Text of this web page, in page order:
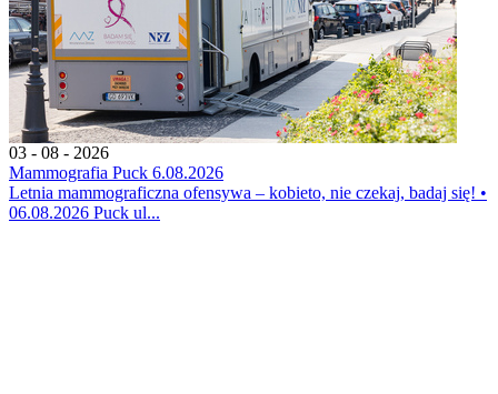
03 - 08 - 2026
Mammografia Puck 6.08.2026
Letnia mammograficzna ofensywa – kobieto, nie czekaj, badaj się! •
06.08.2026 Puck ul...